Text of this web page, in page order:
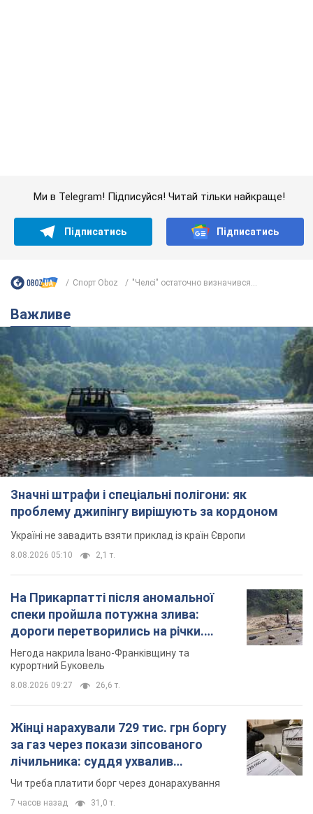
Значні штрафи і спеціальні полігони: як
проблему джипінгу вирішують за кордоном
Україні не завадить взяти приклад із країн Європи
8.08.2026 05:10 2,1 т.
На Прикарпатті після аномальної
спеки пройшла потужна злива:
дороги перетворились на річки.
Відео
Негода накрила Івано-Франківщину та
8.08.2026 09:27
Жінці нарахували 729 тис. грн боргу
за газ через покази зіпсованого
лічильника: суддя ухвалив
неочікуване рішення
Чи треба платити борг через донарахування
7 часов назад 31,0 т.